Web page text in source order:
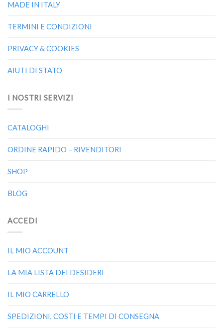
MADE IN ITALY
TERMINI E CONDIZIONI
PRIVACY & COOKIES
AIUTI DI STATO
I NOSTRI SERVIZI
CATALOGHI
ORDINE RAPIDO – RIVENDITORI
SHOP
BLOG
ACCEDI
IL MIO ACCOUNT
LA MIA LISTA DEI DESIDERI
IL MIO CARRELLO
SPEDIZIONI, COSTI E TEMPI DI CONSEGNA